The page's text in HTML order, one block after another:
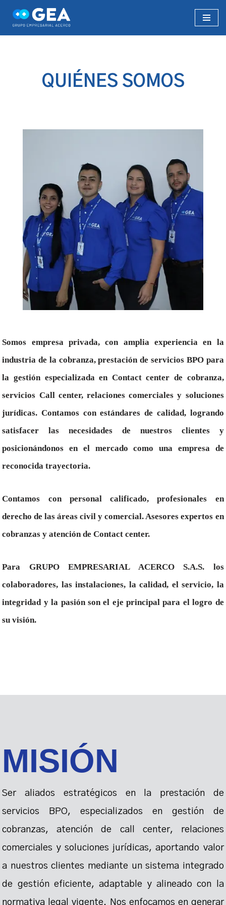
QUIÉNES SOMOS
Somos empresa privada, con amplia experiencia en la
industria de la cobranza, prestación de servicios BPO para
la gestión especializada en Contact center de cobranza,
servicios Call center, relaciones comerciales y soluciones
jurídicas. Contamos con estándares de calidad, logrando
satisfacer las necesidades de nuestros clientes y
posicionándonos en el mercado como una empresa de
reconocida trayectoria.
Contamos con personal calificado, profesionales en
derecho de las áreas civil y comercial. Asesores expertos en
cobranzas y atención de Contact center.
Para GRUPO EMPRESARIAL ACERCO S.A.S. los
colaboradores, las instalaciones, la calidad, el servicio, la
integridad y la pasión son el eje principal para el logro de
su visión.
MISIÓN
Ser aliados estratégicos en la prestación de
servicios BPO, especializados en gestión de
cobranzas, atención de call center, relaciones
comerciales y soluciones jurídicas, aportando valor
a nuestros clientes mediante un sistema integrado
de gestión eficiente, adaptable y alineado con la
normativa legal vigente. Nos enfocamos en generar